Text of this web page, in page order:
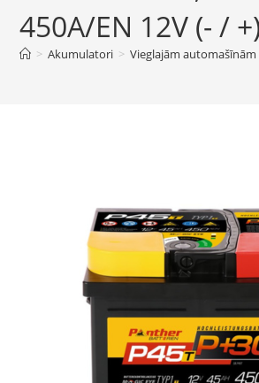
450A/EN 12V (- /
> Akumulatori > Vieglajām automašīnām